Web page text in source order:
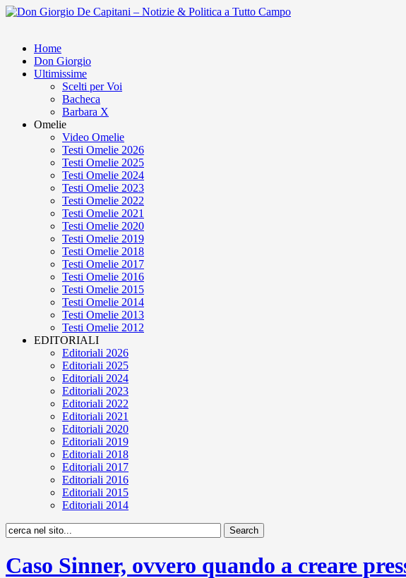
Home
Don Giorgio
Ultimissime
Scelti per Voi
Bacheca
Barbara X
Omelie
Video Omelie
Testi Omelie 2026
Testi Omelie 2025
Testi Omelie 2024
Testi Omelie 2023
Testi Omelie 2022
Testi Omelie 2021
Testi Omelie 2020
Testi Omelie 2019
Testi Omelie 2018
Testi Omelie 2017
Testi Omelie 2016
Testi Omelie 2015
Testi Omelie 2014
Testi Omelie 2013
Testi Omelie 2012
EDITORIALI
Editoriali 2026
Editoriali 2025
Editoriali 2024
Editoriali 2023
Editoriali 2022
Editoriali 2021
Editoriali 2020
Editoriali 2019
Editoriali 2018
Editoriali 2017
Editoriali 2016
Editoriali 2015
Editoriali 2014
Caso Sinner, ovvero quando a creare